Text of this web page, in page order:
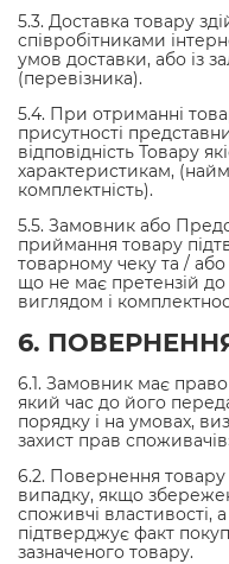
5.3. Доставка товару
співробітниками
умов доставки, або із
(перевізника).
5.4. При отриманні
присутності
відповідність Товару
характеристикам,
комплектність).
5.5. Замовник або
приймання товару
товарному чеку та / або
що не має претензій до
виглядом і
6.
6.1. Замовник має
який час до його
порядку і на умовах,
захист прав
6.2. Повернення
випадку, якщо
споживчі властивості,
підтверджує факт
зазначеного товару.